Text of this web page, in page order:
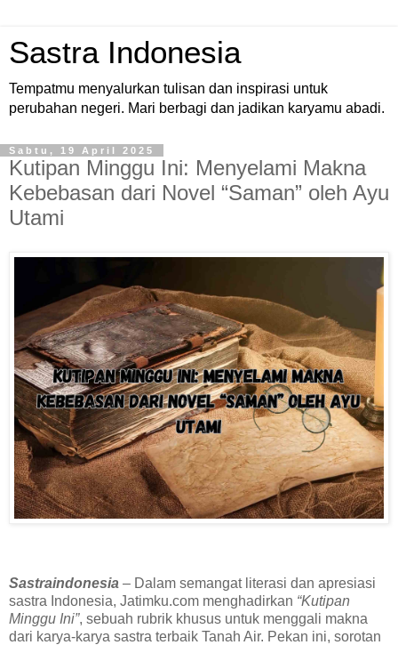
Sastra Indonesia
Tempatmu menyalurkan tulisan dan inspirasi untuk
perubahan negeri. Mari berbagi dan jadikan karyamu abadi.
Sabtu, 19 April 2025
Kutipan Minggu Ini: Menyelami Makna
Kebebasan dari Novel “Saman” oleh Ayu
Utami
Sastraindonesia – Dalam semangat literasi dan apresiasi
sastra Indonesia, Jatimku.com menghadirkan “Kutipan
Minggu Ini”, sebuah rubrik khusus untuk menggali makna
dari karya-karya sastra terbaik Tanah Air. Pekan ini, sorotan